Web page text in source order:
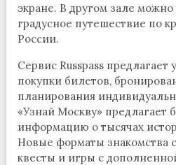
экране. В другом зале
градусное путешествие по
России.
Сервис Russpass
покупки билетов,
планирования
«Узнай Москву» предлагает
информацию о тысячах
Новые форматы знакомства
квесты и игры с